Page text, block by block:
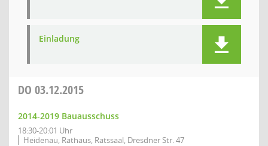
Einladung
DO 03.12.2015
2014-2019 Bauausschuss
18:30-20:01 Uhr
Heidenau, Rathaus, Ratssaal, Dresdner Str. 47